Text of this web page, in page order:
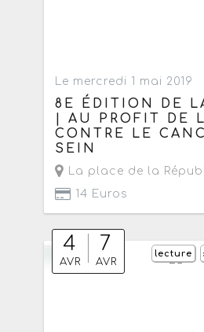
Le mercredi 1 mai 2019
8E ÉDITION DE
| AU PROFIT DE
CONTRE LE
SEIN
La place de la
14 Euros
4
AVR
7
AVR
lecture